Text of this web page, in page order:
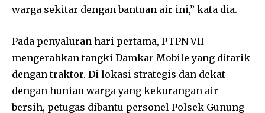
warga sekitar dengan bantuan air ini,” kata dia.
Pada penyaluran hari pertama, PTPN VII
mengerahkan tangki Damkar Mobile yang ditarik
dengan traktor. Di lokasi strategis dan dekat
dengan hunian warga yang kekurangan air
bersih, petugas dibantu personel Polsek Gunung